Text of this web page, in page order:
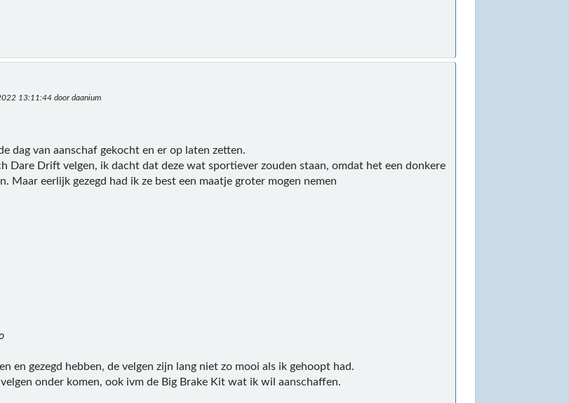
13:11:44 door daanium
dag van aanschaf gekocht en er op laten zetten.
Dare Drift velgen, ik dacht dat deze wat sportiever zouden staan, omdat het een donkere
Maar eerlijk gezegd had ik ze best een maatje groter mogen nemen
en gezegd hebben, de velgen zijn lang niet zo mooi als ik gehoopt had.
onder komen, ook ivm de Big Brake Kit wat ik wil aanschaffen.